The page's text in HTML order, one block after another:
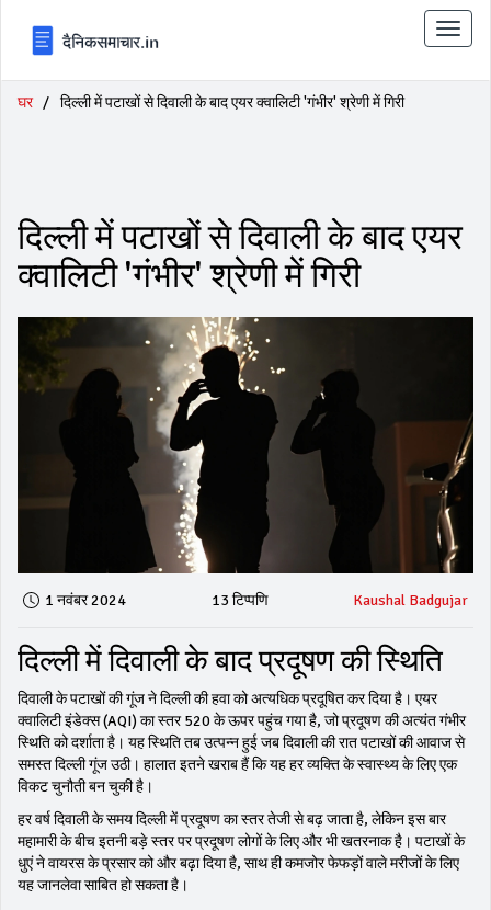
टॉगल
से
घर दिल्ली में पटाखों से दिवाली के बाद एयर क्वालिटी 'गंभीर' श्रेणी में गिरी
दिल्ली में पटाखों से दिवाली के बाद एयर
क्वालिटी 'गंभीर' श्रेणी में गिरी
1 नवंबर 2024 13 टिप्पणि Kaushal Badgujar
दिल्ली में दिवाली के बाद प्रदूषण की स्थिति
दिवाली के पटाखों की गूंज ने दिल्ली की हवा को अत्यधिक प्रदूषित कर दिया है। एयर
क्वालिटी इंडेक्स (AQI) का स्तर 520 के ऊपर पहुंच गया है, जो प्रदूषण की अत्यंत गंभीर
स्थिति को दर्शाता है। यह स्थिति तब उत्पन्न हुई जब दिवाली की रात पटाखों की आवाज से
समस्त दिल्ली गूंज उठी। हालात इतने खराब हैं कि यह हर व्यक्ति के स्वास्थ्य के लिए एक
विकट चुनौती बन चुकी है।
हर वर्ष दिवाली के समय दिल्ली में प्रदूषण का स्तर तेजी से बढ़ जाता है, लेकिन इस बार
महामारी के बीच इतनी बड़े स्तर पर प्रदूषण लोगों के लिए और भी खतरनाक है। पटाखों के
धुएं ने वायरस के प्रसार को और बढ़ा दिया है, साथ ही कमजोर फेफड़ों वाले मरीजों के लिए
यह जानलेवा साबित हो सकता है।